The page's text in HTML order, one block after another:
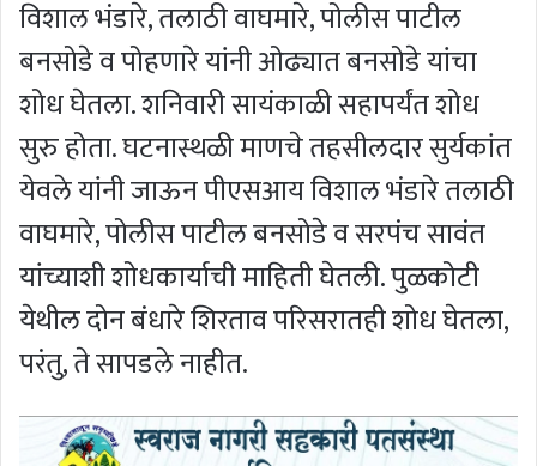
विशाल भंडारे, तलाठी वाघमारे, पोलीस पाटील
बनसोडे व पोहणारे यांनी ओढ्यात बनसोडे यांचा
शोध घेतला. शनिवारी सायंकाळी सहापर्यंत शोध
सुरु होता. घटनास्थळी माणचे तहसीलदार सुर्यकांत
येवले यांनी जाऊन पीएसआय विशाल भंडारे तलाठी
वाघमारे, पोलीस पाटील बनसोडे व सरपंच सावंत
यांच्याशी शोधकार्याची माहिती घेतली. पुळकोटी
येथील दोन बंधारे शिरताव परिसरातही शोध घेतला,
परंतु, ते सापडले नाहीत.